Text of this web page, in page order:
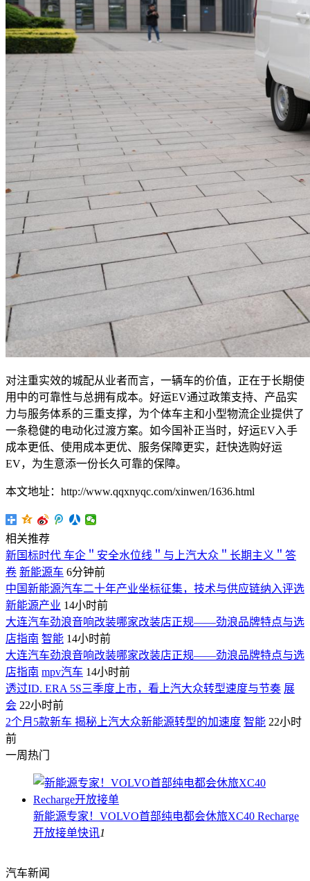
对注重实效的城配从业者而言，一辆车的价值，正在于长期使
用中的可靠性与总拥有成本。好运EV通过政策支持、产品实
力与服务体系的三重支撑，为个体车主和小型物流企业提供了
一条稳健的电动化过渡方案。如今国补正当时，好运EV入手
成本更低、使用成本更优、服务保障更实，赶快选购好运
EV，为生意添一份长久可靠的保障。
本文地址：http://www.qqxnyqc.com/xinwen/1636.html
相关推荐
新国标时代 车企＂安全水位线＂与上汽大众＂长期主义＂答
卷 新能源车 6分钟前
中国新能源汽车二十年产业坐标征集，技术与供应链纳入评选
新能源产业 14小时前
大连汽车劲浪音响改装哪家改装店正规——劲浪品牌特点与选
店指南 智能 14小时前
大连汽车劲浪音响改装哪家改装店正规——劲浪品牌特点与选
店指南 mpv汽车 14小时前
透过ID. ERA 5S三季度上市，看上汽大众转型速度与节奏 展
会 22小时前
2个月5款新车 揭秘上汽大众新能源转型的加速度 智能 22小时
前
一周热门
新能源专家！VOLVO首部纯电都会休旅XC40 Recharge
开放接单快讯1
汽车新闻